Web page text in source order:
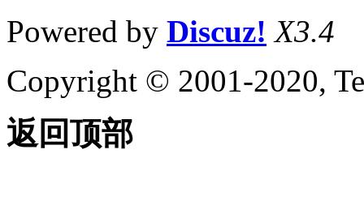
Powered by Discuz! X3.4
Copyright © 2001-2020,
返回顶部